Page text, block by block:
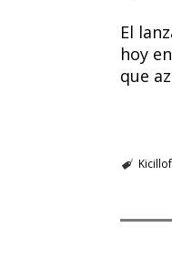
El
hoy
que
Kicillof